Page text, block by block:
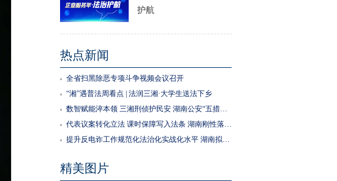
护航
热点新闻
全省扫黑除恶专项斗争视频会议召开
“湘”遇普法周看点 | 法润三湘·大学生送法下乡
数智赋能淬本领 三湘刑侦护民安 湖南公安“五措并举”推进执法规范化建设
代表议案转化立法 课时保障写入法条 湖南刚性落实中小学生体育锻炼要求
提升反电诈工作规范化法治化实战化水平 湖南拟为反电诈工作立法
精美图片